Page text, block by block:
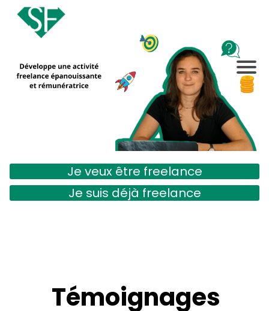
Je veux être freelance
Je suis déjà freelance
Témoignages